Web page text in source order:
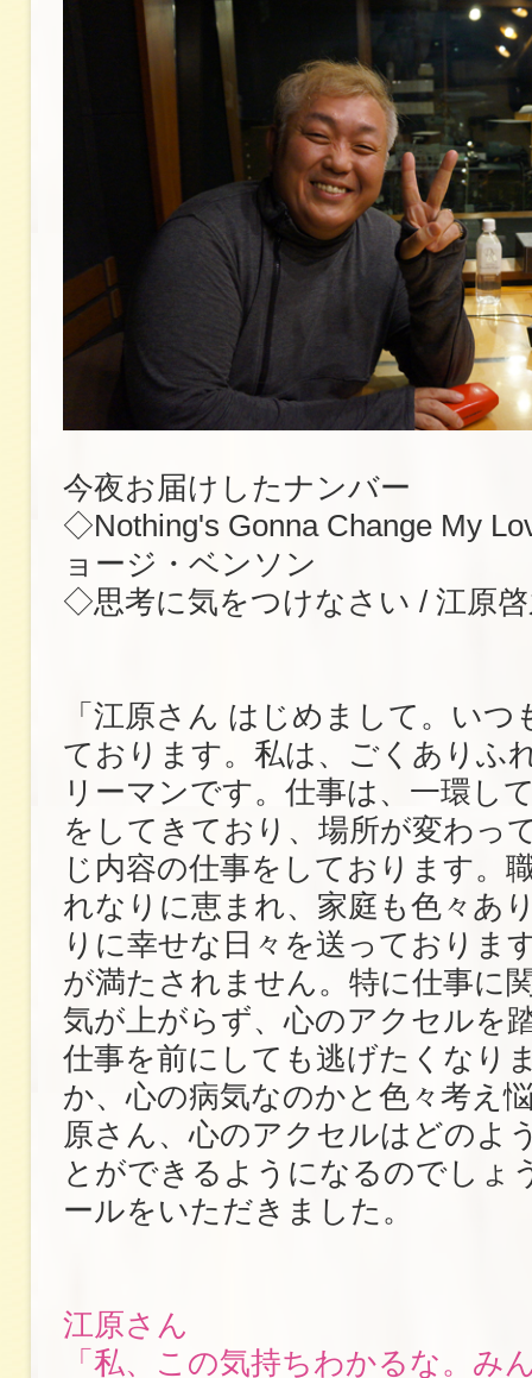
今夜お届けしたナンバー
◇Nothing's Gonna Change My
ョージ・ベンソン
◇思考に気をつけなさい / 江原
「江原さん はじめまして。いつ
ております。私は、ごくありふ
リーマンです。仕事は、一環し
をしてきており、場所が変わっ
じ内容の仕事をしております。
れなりに恵まれ、家庭も色々あ
りに幸せな日々を送っておりま
が満たされません。特に仕事に
気が上がらず、心のアクセルを
仕事を前にしても逃げたくなり
か、心の病気なのかと色々考え
原さん、心のアクセルはどのよ
とができるようになるのでしょ
ールをいただきました。
江原さん
「私、この気持ちわかるな。み